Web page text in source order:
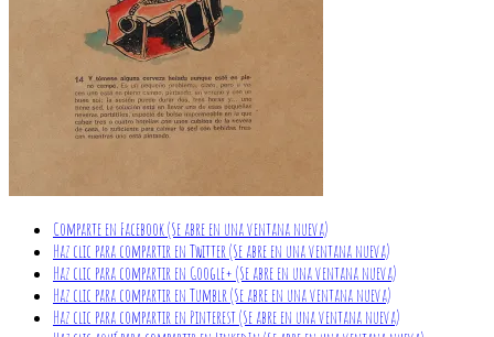
Comparte en Facebook (Se abre en una ventana nueva)
Haz clic para compartir en Twitter (Se abre en una ventana nueva)
Haz clic para compartir en Google+ (Se abre en una ventana nueva)
Haz clic para compartir en Tumblr (Se abre en una ventana nueva)
Haz clic para compartir en Pinterest (Se abre en una ventana nueva)